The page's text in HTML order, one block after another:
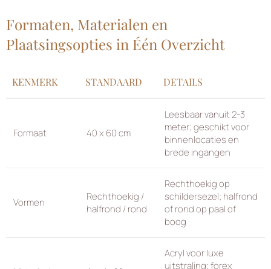
Formaten, Materialen en
Plaatsingsopties in Één Overzicht
KENMERK STANDAARD DETAILS
Formaat 40 x 60 cm
Leesbaar vanuit 2-3
meter; geschikt voor
binnenlocaties en
brede ingangen
Vormen
Rechthoekig /
halfrond / rond
Rechthoekig op
schildersezel; halfrond
of rond op paal of
boog
Acryl voor luxe
uitstraling; forex